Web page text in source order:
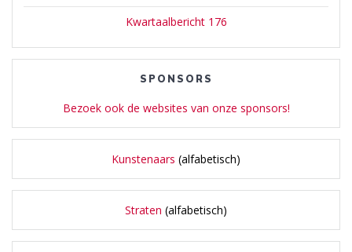
Kwartaalbericht 176
SPONSORS
Bezoek ook de websites van onze sponsors!
Kunstenaars (alfabetisch)
Straten (alfabetisch)